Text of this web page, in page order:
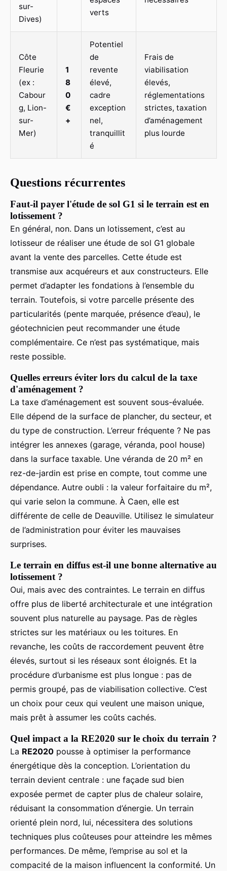
sur-
Dives)
verts
Côte
Fleurie
(ex :
Cabour
g, Lion-
sur-
Mer)
1
8
0
€
+
Potentiel
de
revente
élevé,
cadre
exception
nel,
tranquillit
é
Frais de
viabilisation
élevés,
réglementations
strictes, taxation
d’aménagement
plus lourde
Questions récurrentes
Faut-il payer l'étude de sol G1 si le terrain est en
lotissement ?
En général, non. Dans un lotissement, c’est au
lotisseur de réaliser une étude de sol G1 globale
avant la vente des parcelles. Cette étude est
transmise aux acquéreurs et aux constructeurs. Elle
permet d’adapter les fondations à l’ensemble du
terrain. Toutefois, si votre parcelle présente des
particularités (pente marquée, présence d’eau), le
géotechnicien peut recommander une étude
complémentaire. Ce n’est pas systématique, mais
reste possible.
Quelles erreurs éviter lors du calcul de la taxe
d'aménagement ?
La taxe d’aménagement est souvent sous-évaluée.
Elle dépend de la surface de plancher, du secteur, et
du type de construction. L’erreur fréquente ? Ne pas
intégrer les annexes (garage, véranda, pool house)
dans la surface taxable. Une véranda de 20 m² en
rez-de-jardin est prise en compte, tout comme une
dépendance. Autre oubli : la valeur forfaitaire du m²,
qui varie selon la commune. À Caen, elle est
différente de celle de Deauville. Utilisez le simulateur
de l’administration pour éviter les mauvaises
surprises.
Le terrain en diffus est-il une bonne alternative au
lotissement ?
Oui, mais avec des contraintes. Le terrain en diffus
offre plus de liberté architecturale et une intégration
souvent plus naturelle au paysage. Pas de règles
strictes sur les matériaux ou les toitures. En
revanche, les coûts de raccordement peuvent être
élevés, surtout si les réseaux sont éloignés. Et la
procédure d’urbanisme est plus longue : pas de
permis groupé, pas de viabilisation collective. C’est
un choix pour ceux qui veulent une maison unique,
mais prêt à assumer les coûts cachés.
Quel impact a la RE2020 sur le choix du terrain ?
La RE2020 pousse à optimiser la performance
énergétique dès la conception. L’orientation du
terrain devient centrale : une façade sud bien
exposée permet de capter plus de chaleur solaire,
réduisant la consommation d’énergie. Un terrain
orienté plein nord, lui, nécessitera des solutions
techniques plus coûteuses pour atteindre les mêmes
performances. De même, l’emprise au sol et la
compacité de la maison influencent la conformité. Un